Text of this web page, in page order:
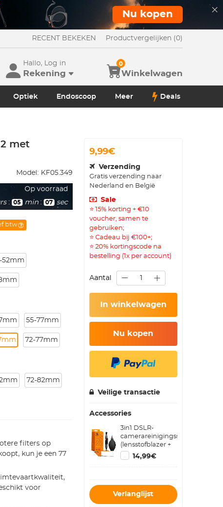
Nu kopen
RECENT BEKEKEN Productvergelijken (0)
Hallo, Log in
Rekening Winkelwagen
0
Optiek Endoscoop Meer Deals
met
Model: KF05.349
Op voorraad
: 05 min : 05 sec
btw
52mm
55-77mm
72-77mm
72-82mm
filters op
kun je een 77
voor
9,99€
Verzending
Gratis verzending naar
Nederland en België
Sale
⭐ 15% korting + €10
voucher, samen te
gebruiken;
⭐ Cadeau bij €100+;
⭐ 20% kortingscode na
bestelling (1x per account)
Aantal
In winkelwagen
Nu kopen
Veilige transactie
Accessories
3in1 DSLR-
camerareinigingsset
(lensstofblazer +
reinigingspen +
macrovezelreinigingsdoekje)
14,99€
Verlanglijst